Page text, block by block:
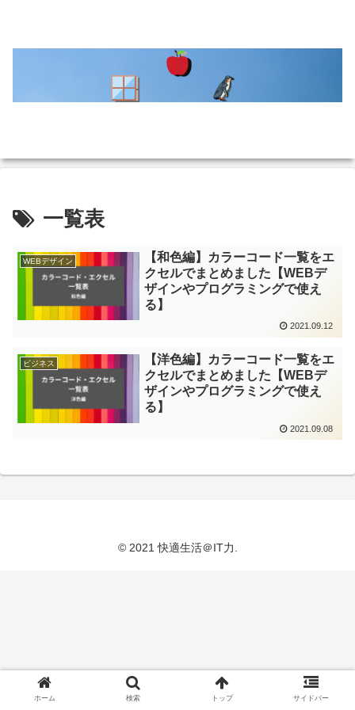
一覧表
WEBデザイン
【和色編】カラーコード一覧をエ
クセルでまとめました【WEBデ
ザインやプログラミングで使え
る】
2021.09.12
ビジネス
【洋色編】カラーコード一覧をエ
クセルでまとめました【WEBデ
ザインやプログラミングで使え
る】
2021.09.08
© 2021 快適生活＠IT力.
ホーム 検索 トップ サイドバー